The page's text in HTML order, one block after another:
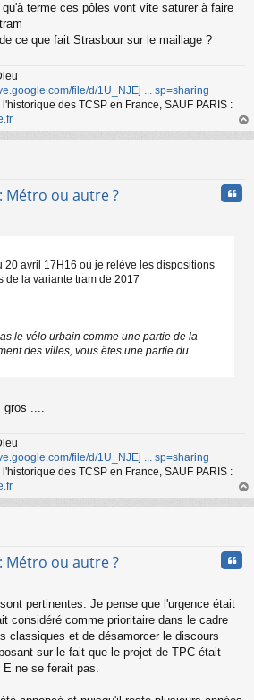
terme ces pôles vont vite saturer à faire
ce que fait Strasbour sur le maillage ?
file/d/1U_NJEj ... sp=sharing
des TCSP en France, SAUF PARIS :
au
Métro ou autre ?
20 avril 17H16 où je relève les dispositions
de la variante tram de 2017
le vélo urbain comme une partie de la
des villes, vous êtes une partie du
....
file/d/1U_NJEj ... sp=sharing
des TCSP en France, SAUF PARIS :
au
Métro ou autre ?
pertinentes. Je pense que l'urgence était
considéré comme prioritaire dans le cadre
classiques et de désamorcer le discours
sur le fait que le projet de TPC était
E ne se ferait pas.